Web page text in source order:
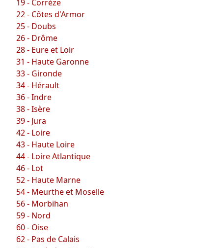
19 - Corrèze
22 - Côtes d'Armor
25 - Doubs
26 - Drôme
28 - Eure et Loir
31 - Haute Garonne
33 - Gironde
34 - Hérault
36 - Indre
38 - Isère
39 - Jura
42 - Loire
43 - Haute Loire
44 - Loire Atlantique
46 - Lot
52 - Haute Marne
54 - Meurthe et Moselle
56 - Morbihan
59 - Nord
60 - Oise
62 - Pas de Calais